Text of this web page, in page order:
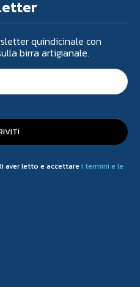
quindicinale con
birra artigianale.
aver letto e accettare i termini e le